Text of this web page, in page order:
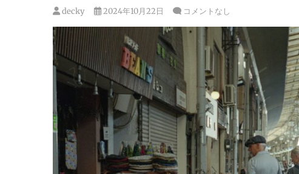
decky 2024年10月22日 コメントなし